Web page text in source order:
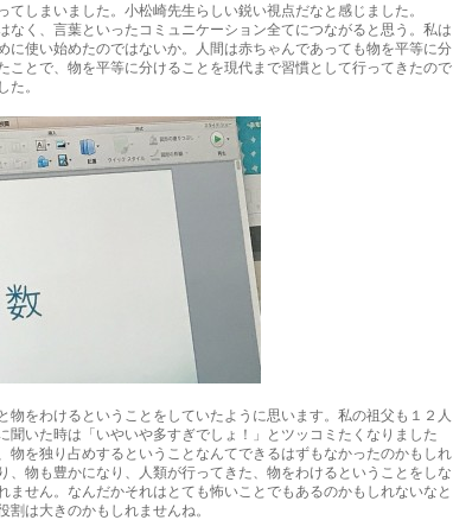
しまいました。小松崎先生らしい鋭い視点だなと感じました。
なく、言葉といったコミュニケーション全てにつながると思う。私は
に使い始めたのではないか。人間は赤ちゃんであっても物を平等に分
ことで、物を平等に分けることを現代まで習慣として行ってきたので
た。
をわけるということをしていたように思います。私の祖父も１２人
聞いた時は「いやいや多すぎでしょ！」とツッコミたくなりました
物を独り占めするということなんてできるはずもなかったのかもしれ
、物も豊かになり、人類が行ってきた、物をわけるということをしな
せん。なんだかそれはとても怖いことでもあるのかもしれないなと
は大きのかもしれませんね。